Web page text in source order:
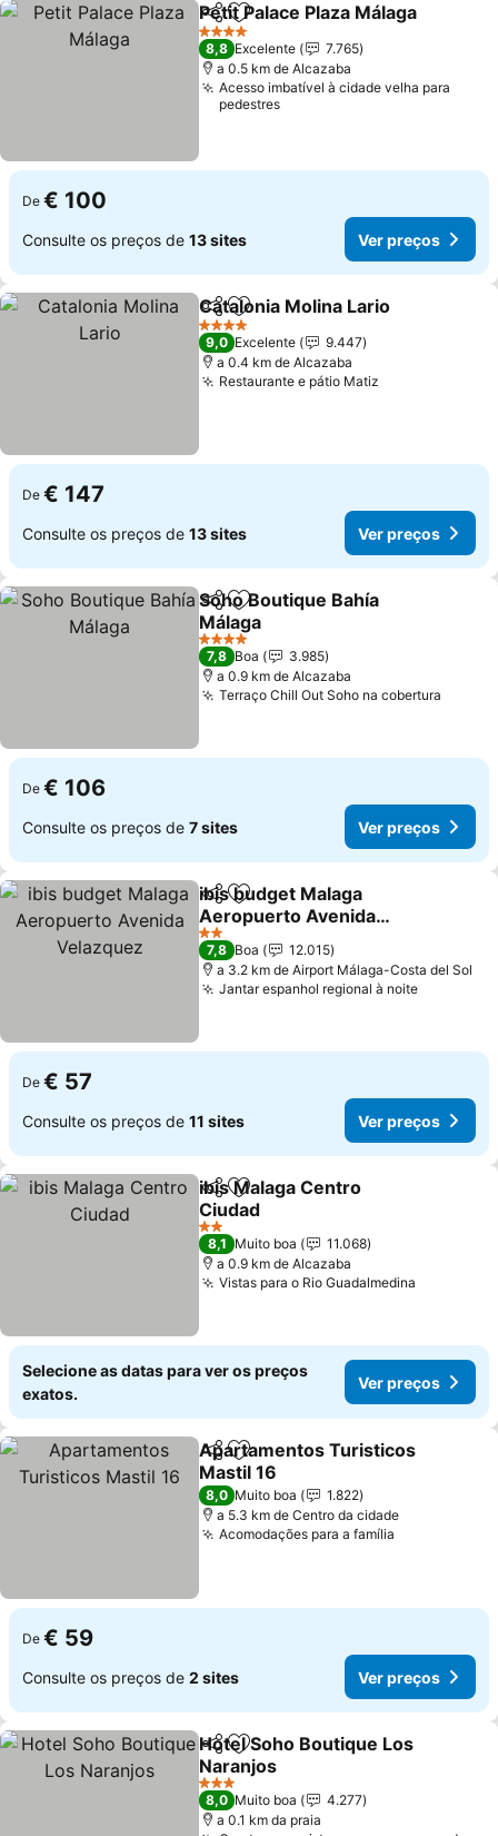
PartilharAdicionar aos favoritos
Petit Palace Plaza Málaga
4 Estrelas
8,8 Excelente
7.765
a 0.5 km de Alcazaba
Acesso imbatível à cidade velha para
pedestres
De € 100
Consulte os preços de 13 sites Ver preços
PartilharAdicionar aos favoritos
Catalonia Molina Lario
4 Estrelas
9,0 Excelente
9.447
a 0.4 km de Alcazaba
Restaurante e pátio Matiz
De € 147
Consulte os preços de 13 sites Ver preços
PartilharAdicionar aos favoritos
Soho Boutique Bahía
Málaga
4 Estrelas
7,8 Boa
3.985
a 0.9 km de Alcazaba
Terraço Chill Out Soho na cobertura
De € 106
Consulte os preços de 7 sites Ver preços
PartilharAdicionar aos favoritos
ibis budget Malaga
Aeropuerto Avenida
Velazquez
2 Estrelas
7,8 Boa
12.015
a 3.2 km de Airport Málaga-Costa del Sol
Jantar espanhol regional à noite
De € 57
Consulte os preços de 11 sites Ver preços
PartilharAdicionar aos favoritos
ibis Malaga Centro
Ciudad
2 Estrelas
8,1 Muito boa
11.068
a 0.9 km de Alcazaba
Vistas para o Rio Guadalmedina
Selecione as datas para ver os preços
exatos.
Ver preços
PartilharAdicionar aos favoritos
Apartamentos Turisticos
Mastil 16
8,0 Muito boa
1.822
a 5.3 km de Centro da cidade
Acomodações para a família
De € 59
Consulte os preços de 2 sites Ver preços
PartilharAdicionar aos favoritos
Hotel Soho Boutique Los
Naranjos
3 Estrelas
8,0 Muito boa
4.277
a 0.1 km da praia